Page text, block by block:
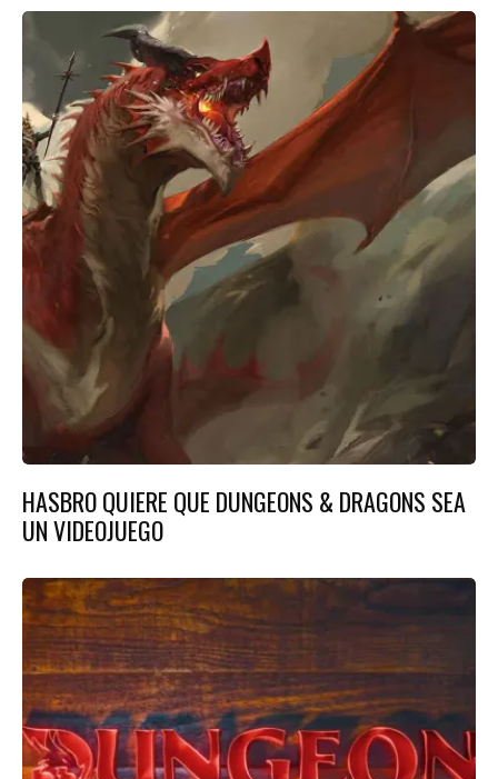
HASBRO QUIERE QUE DUNGEONS & DRAGONS SEA
UN VIDEOJUEGO